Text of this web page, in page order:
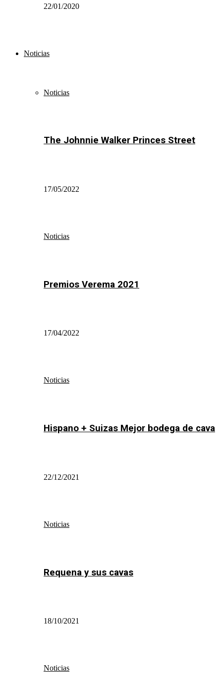
22/01/2020
Noticias
Noticias
The Johnnie Walker Princes Street
17/05/2022
Noticias
Premios Verema 2021
17/04/2022
Noticias
Hispano + Suizas Mejor bodega de cava
22/12/2021
Noticias
Requena y sus cavas
18/10/2021
Noticias